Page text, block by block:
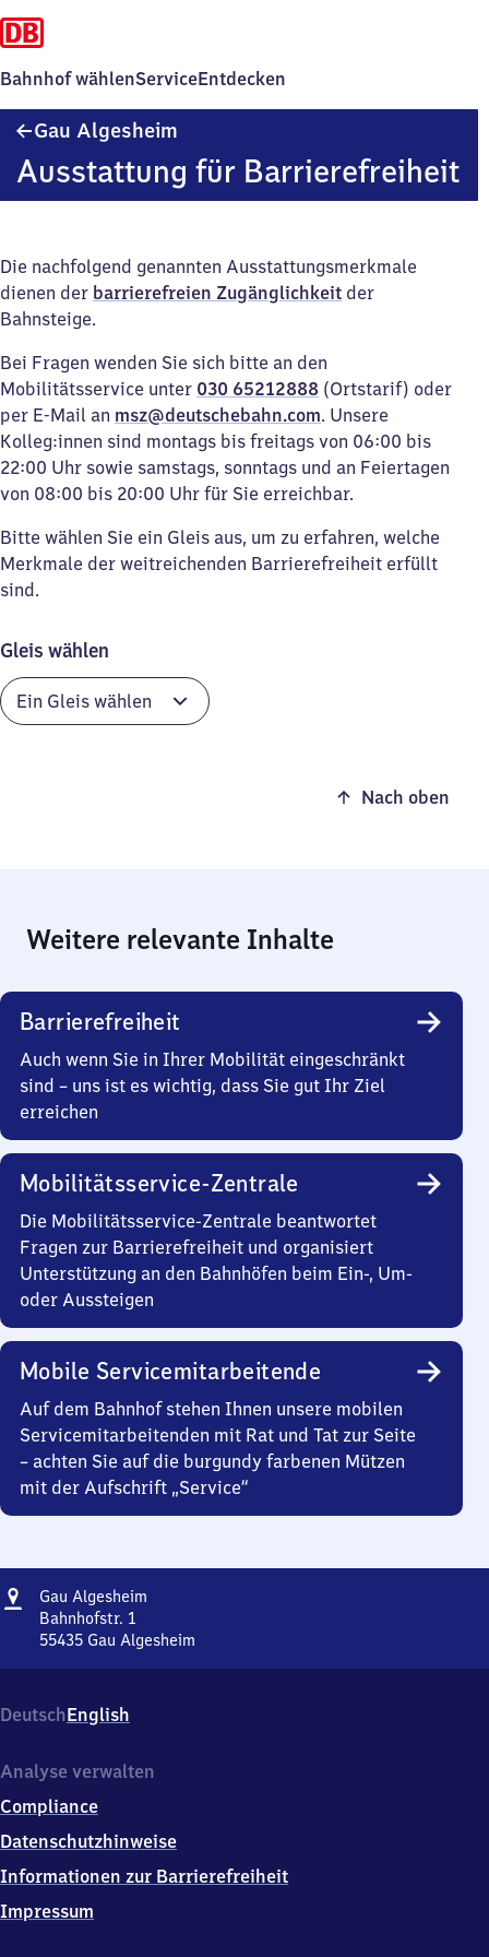
Bahnhof wählenServiceEntdecken
Gau Algesheim
Ausstattung für Barrierefreiheit
Die nachfolgend genannten Ausstattungsmerkmale
dienen der barrierefreien Zugänglichkeit der
Bahnsteige.
Bei Fragen wenden Sie sich bitte an den
Mobilitätsservice unter 030 65212888 (Ortstarif) oder
per E-Mail an msz@deutschebahn.com. Unsere
Kolleg:innen sind montags bis freitags von 06:00 bis
22:00 Uhr sowie samstags, sonntags und an Feiertagen
von 08:00 bis 20:00 Uhr für Sie erreichbar.
Bitte wählen Sie ein Gleis aus, um zu erfahren, welche
Merkmale der weitreichenden Barrierefreiheit erfüllt
sind.
Gleis wählen
Nach oben
Weitere relevante Inhalte
Barrierefreiheit
Auch wenn Sie in Ihrer Mobilität eingeschränkt
sind – uns ist es wichtig, dass Sie gut Ihr Ziel
erreichen
Mobilitätsservice-Zentrale
Die Mobilitätsservice-Zentrale beantwortet
Fragen zur Barrierefreiheit und organisiert
Unterstützung an den Bahnhöfen beim Ein-, Um-
oder Aussteigen
Mobile Servicemitarbeitende
Auf dem Bahnhof stehen Ihnen unsere mobilen
Servicemitarbeitenden mit Rat und Tat zur Seite
– achten Sie auf die burgundy farbenen Mützen
mit der Aufschrift „Service“
Adresse
Gau Algesheim
Bahnhofstr. 1
55435 Gau Algesheim
Bahnhofstr.
1,
5
3
5
Algesheim
DeutschEnglish
Analyse verwalten
Compliance
Datenschutzhinweise
Informationen zur Barrierefreiheit
Impressum